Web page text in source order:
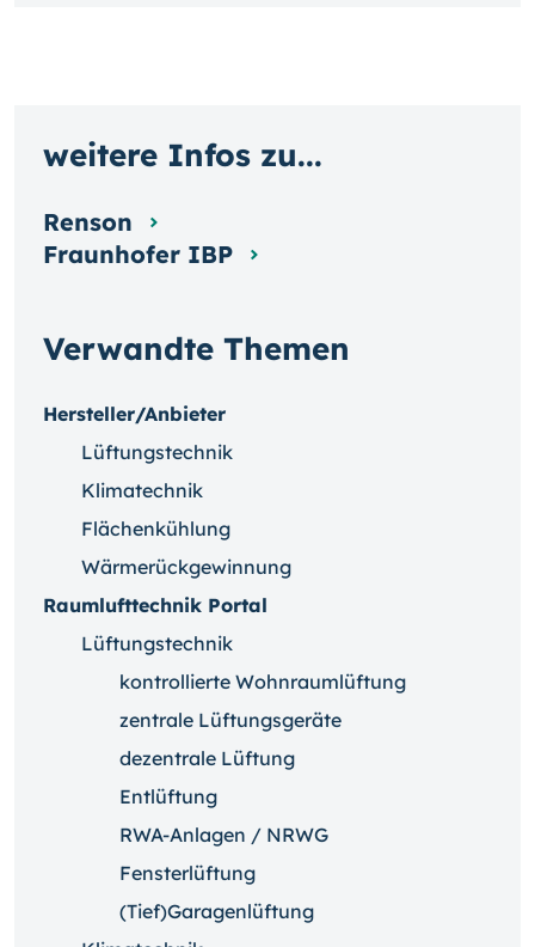
Verwandte Themen
Hersteller/Anbieter
Lüftungstechnik
Klimatechnik
Flächenkühlung
Wärmerückgewinnung
Raumlufttechnik Portal
Lüftungstechnik
kontrollierte Wohnraumlüftung
zentrale Lüftungsgeräte
dezentrale Lüftung
Entlüftung
RWA-Anlagen / NRWG
Fensterlüftung
(Tief)Garagenlüftung
weitere Infos zu...
Renson
Fraunhofer IBP